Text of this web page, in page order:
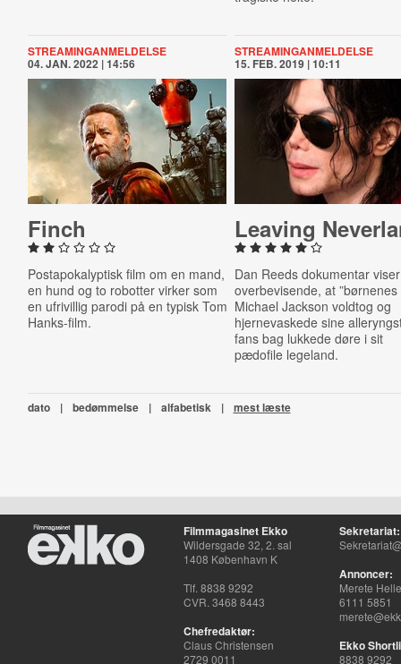
STREAMINGANMELDELSE
04. JAN. 2022 | 14:56
Finch
Postapokalyptisk film om en mand,
en hund og to robotter virker som
en ufrivillig parodi på en typisk Tom
Hanks-film.
STREAMINGANMELDELSE
15. FEB. 2019 | 10:11
Leaving
Dan Reeds dokumentar viser
overbevisende, at ”børnenes
Michael Jackson voldtog og
hjernevaskede sine
fans bag lukkede døre i sit
pædofile legeland.
dato | bedømmelse | alfabetisk | mest læste
Filmmagasinet Ekko
Wildersgade 32, 2. sal
1408 København K
Tlf. 8838 9292
CVR. 3468 8443
Chefredaktør:
Claus Christensen
2729 0011
Sekretariat:
Annoncer:
Merete
6111 5851
Ekko
8838 9292